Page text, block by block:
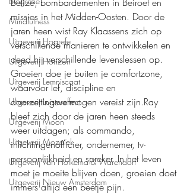
Mindfulness
Uitgeverij Hogrefe
Uitgeverij Horizon
Uitgeverij Lemniscaat
Uitgeverij Luistereffect
Uitgeverij Moon
Uitgeverij Mozaïek
Uitgeverij Van Holkema & Warendorf
Uitgeverij Nieuw Amsterdam
missies in het Midden-Oosten. Door de
jaren heen wist Ray Klaassens zich op
verschillende manieren te ontwikkelen en
deed hij verschillende levenslessen op.
Groeien doe je buiten je comfortzone,
waarvoor lef, discipline en
doorzettingsvermogen vereist zijn.Ray
bleef zich door de jaren heen steeds
weer uitdagen; als commando,
inlichtingenofficier, ondernemer, tv-
persoonlijkheid en spreker. In het leven
moet je moeite blijven doen, groeien doet
immers altijd een beetje pijn.